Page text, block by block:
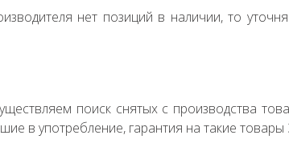
нет позиций в наличии, то
поиск снятых с производства
в употребление, гарантия на такие товары